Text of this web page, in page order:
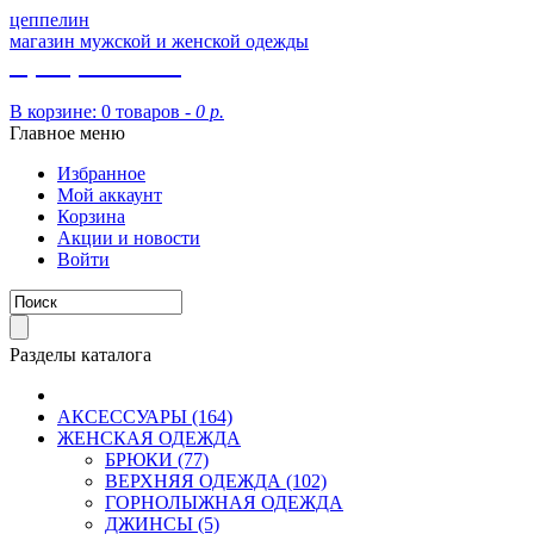
цеппелин
магазин мужской и женской одежды
В корзине: 0 товаров - 0 р.
Главное меню
Избранное
Мой аккаунт
Корзина
Акции и новости
Войти
Разделы каталога
АКСЕССУАРЫ (164)
ЖЕНСКАЯ ОДЕЖДА
БРЮКИ (77)
ВЕРХНЯЯ ОДЕЖДА (102)
ГОРНОЛЫЖНАЯ ОДЕЖДА
ДЖИНСЫ (5)